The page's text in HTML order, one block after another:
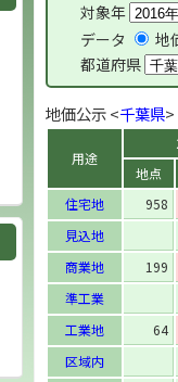
対象年
データ
地
都道府県
地価公示 <千葉県>
用途
地点
住宅地
958
見込地
商業地
199
準工業
工業地
64
区域内